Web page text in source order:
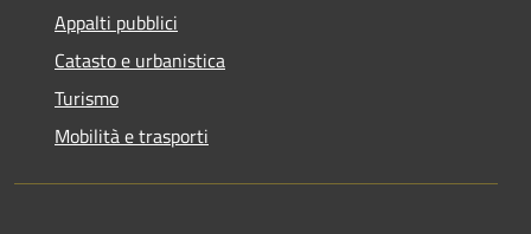
Appalti pubblici
Catasto e urbanistica
Turismo
Mobilità e trasporti